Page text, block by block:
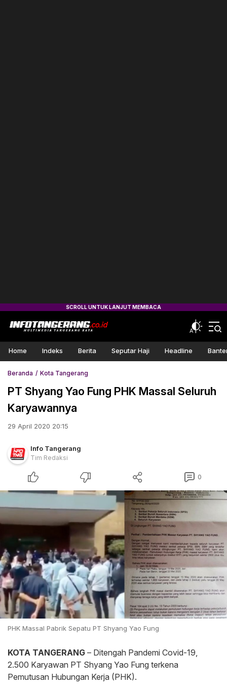
Home Indeks Berita Seputar Haji Headline
Beranda Kota Tangerang
PT Shyang Yao Fung PHK Massal Seluruh
Karyawannya
29 April 2020 20:15
Info Tangerang
Tim Redaksi
0
PHK Massal Pabrik Sepatu PT Shyang Yao Fung
KOTA TANGERANG – Ditengah Pandemi Covid-19,
2.500 Karyawan PT Shyang Yao Fung terkena
Pemutusan Hubungan Kerja (PHK).